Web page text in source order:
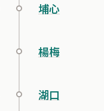
埔心
楊梅
湖口